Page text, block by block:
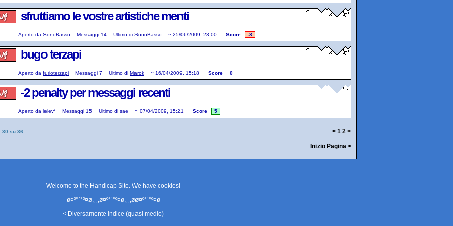
sfruttiamo le vostre artistiche menti
Aperto da SonoBasso Messaggi 14 Ultimo di SonoBasso ~ 25/06/2009, 23:00 Score -8
bugo terzapi
Aperto da furioterzapi Messaggi 7 Ultimo di Marok ~ 16/04/2009, 15:18 Score 0
-2 penalty per messaggi recenti
Aperto da lelev* Messaggi 15 Ultimo di sae ~ 07/04/2009, 15:21 Score 5
30 su 36 < 1 2 >
Inizio Pagina >
Welcome to the Handicap Site. We have cookies!
ø¤º°`°º¤ø,¸¸,ø¤º°`°º¤ø,¸¸,øø¤º°`°º¤ø
< Diversamente indice (quasi medio)